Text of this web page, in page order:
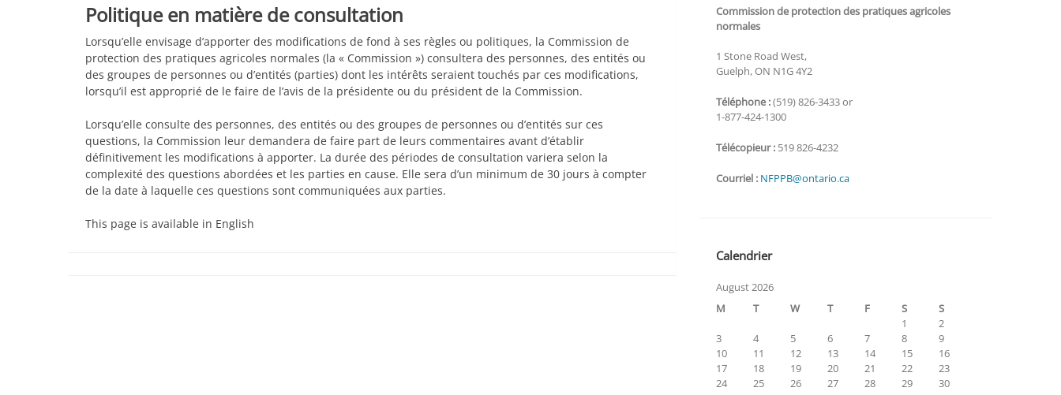
Politique en matière de consultation
Lorsqu’elle envisage d’apporter des modifications de fond à ses règles ou politiques, la Commission de
protection des pratiques agricoles normales (la « Commission ») consultera des personnes, des entités ou
des groupes de personnes ou d’entités (parties) dont les intérêts seraient touchés par ces modifications,
lorsqu’il est approprié de le faire de l’avis de la présidente ou du président de la Commission.
Lorsqu’elle consulte des personnes, des entités ou des groupes de personnes ou d’entités sur ces
questions, la Commission leur demandera de faire part de leurs commentaires avant d’établir
définitivement les modifications à apporter. La durée des périodes de consultation variera selon la
complexité des questions abordées et les parties en cause. Elle sera d’un minimum de 30 jours à compter
de la date à laquelle ces questions sont communiquées aux parties.
This page is available in English
Commission de protection des pratiques agricoles
normales
1 Stone Road West,
Guelph, ON N1G 4Y2
Téléphone :(519) 826-3433 or
1-877-424-1300
Télécopieur :519 826-4232
Courriel : NFPPB@ontario.ca
Calendrier
August 2026
M
T W T F S
S
1
2
3
4 5 6 7 8
9
10
11 12 13 14 15
16
17
18 19 20 21 22
23
24
25 26 27 28 29
30